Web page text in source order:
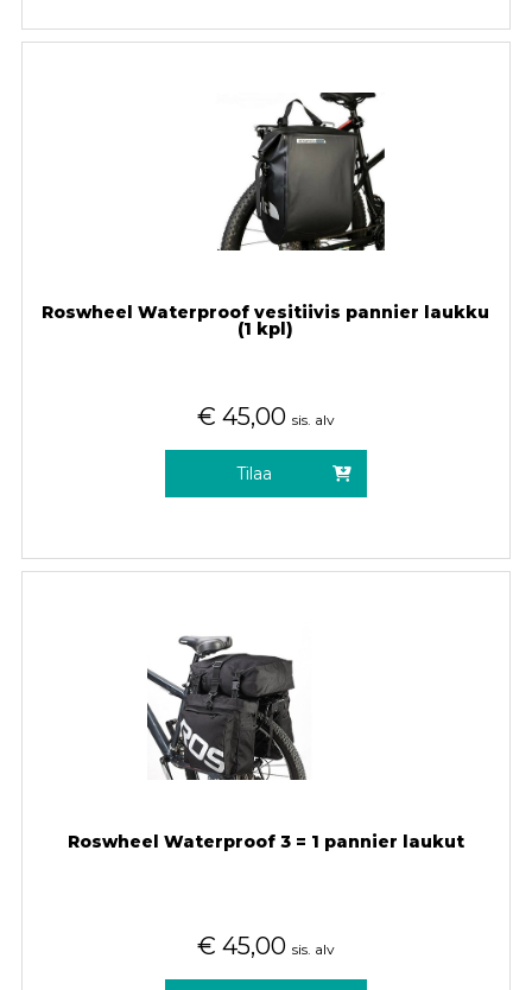
Roswheel Waterproof vesitiivis pannier laukku
(1 kpl)
€ 45,00 sis. alv
Tilaa
Roswheel Waterproof 3 = 1 pannier laukut
€ 45,00 sis. alv